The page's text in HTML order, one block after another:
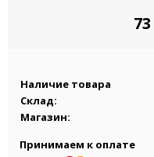
Наличие товара
Склад:
Магазин:
Принимаем к оплате